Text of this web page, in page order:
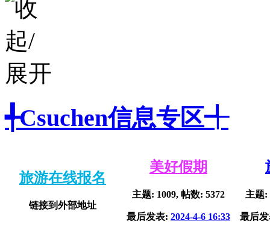
╃Csuchen信息专区╃
旅游在线报名
链接到外部地址
美好假期
主题: 1009, 帖数: 5372
最后发表: 2024-4-6 16:33
主题:
最后